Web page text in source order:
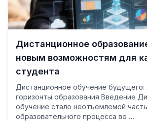
Дистанционное
новым возможностям для
студента
Дистанционное обучение будущего:
горизонты образования Введение
обучение стало неотъемлемой
образовательного процесса во …